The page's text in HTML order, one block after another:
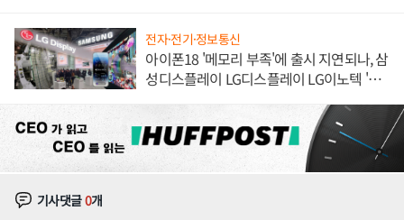
전자·전기·정보통신
아이폰18 '메모리 부족'에 출시 지연되나, 삼
성디스플레이 LG디스플레이 LG이노텍 '탈
기사댓글0개